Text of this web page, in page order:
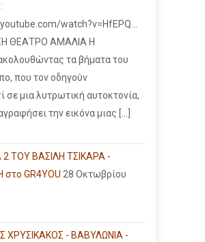
watch?v=HfEPQ...
ΘΕΑΤΡΟ ΑΜΑΛΙΑ Η
τα βήματα του
που τον οδηγούν
σε μια λυτρωτική αυτοκτονία,
την εικόνα μιας […]
2 ΤΟΥ ΒΑΣΙΛΗ ΤΣΙΚΑΡΑ -
GR4YOU 28 Οκτωβρίου
ΧΡΥΣΙΚΑΚΟΣ - ΒΑΒΥΛΩΝΙΑ -